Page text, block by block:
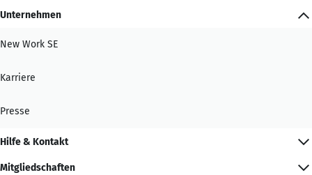
Unternehmen
New Work SE
Karriere
Presse
Hilfe & Kontakt
Mitgliedschaften